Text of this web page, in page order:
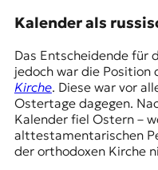
e
k
o
m
p
e
t
e
Kalender als
Das Entscheidende für
jedoch war die Position
Kirche. Diese war vor
Ostertage dagegen.
Kalender fiel Ostern –
alttestamentarischen
der orthodoxen Kirche